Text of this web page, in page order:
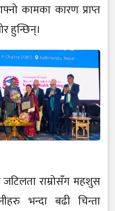
कामका कारण प्राप्त
हुन्छिन्।
राम्रोसँग महशुस
भन्दा बढी चिन्ता